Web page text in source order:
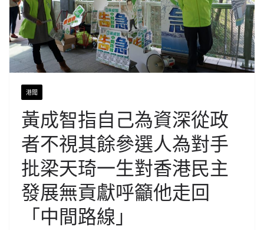
港聞
黃成智指自己為資深從政
者不視其餘參選人為對手
批梁天琦一生對香港民主
發展無貢獻呼籲他走回
「中間路線」